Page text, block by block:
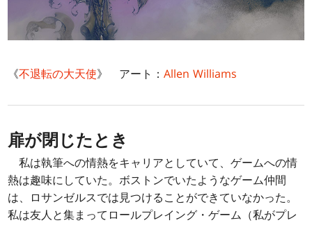
《不退転の大天使》 アート：Allen Williams
扉が閉じたとき
私は執筆への情熱をキャリアとしていて、ゲームへの情
熱は趣味にしていた。ボストンでいたようなゲーム仲間
は、ロサンゼルスでは見つけることができていなかった。
私は友人と集まってロールプレイング・ゲーム（私がプレ